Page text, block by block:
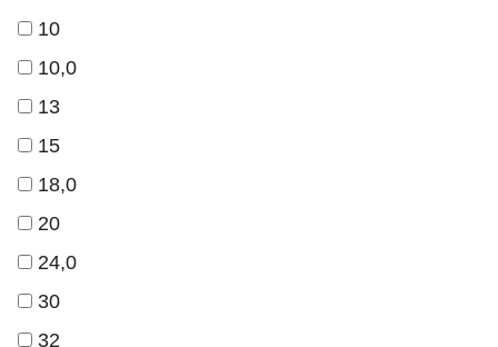
10
10,0
13
15
18,0
20
24,0
30
32